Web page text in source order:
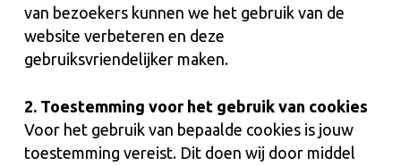
van bezoekers kunnen we het gebruik van de
website verbeteren en deze
gebruiksvriendelijker maken.
2. Toestemming voor het gebruik van cookies
Voor het gebruik van bepaalde cookies is jouw
toestemming vereist. Dit doen wij door middel